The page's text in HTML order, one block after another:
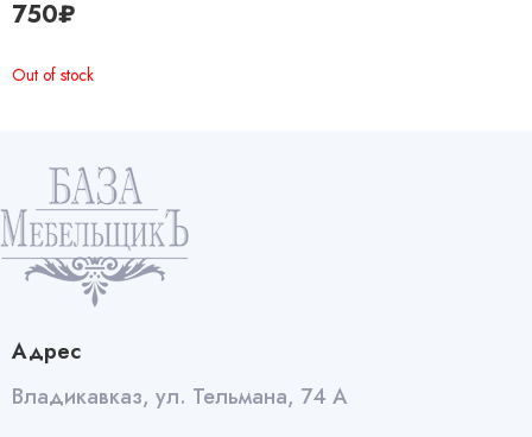
750₽
Out of stock
Адрес
Владикавказ, ул. Тельмана, 74 А